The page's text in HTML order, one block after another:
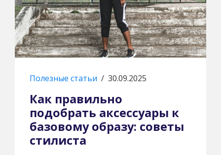
Полезные статьи / 30.09.2025
Как правильно
подобрать аксессуары к
базовому образу: советы
стилиста